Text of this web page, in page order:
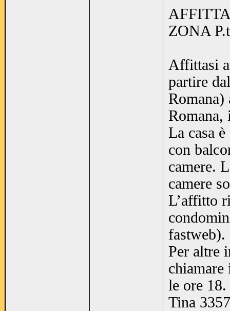
ZONA
Affittasi
partire
Romana,
La casa
con
camere.
camere
L’affitto
fastweb).
Per altre
le ore 18.
Tina